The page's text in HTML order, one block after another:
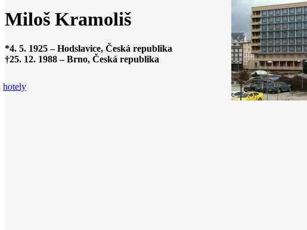
Miloš Kramoliš
*4. 5. 1925–Hodslavice, Česká republika
†25. 12. 1988–Brno, Česká republika
hotely